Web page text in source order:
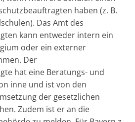
haben (z. B.
Das Amt des
kann entweder intern ein
oder ein externer
Der
hat eine Beratungs- und
inne und ist von den
der gesetzlichen
Zudem ist er an die